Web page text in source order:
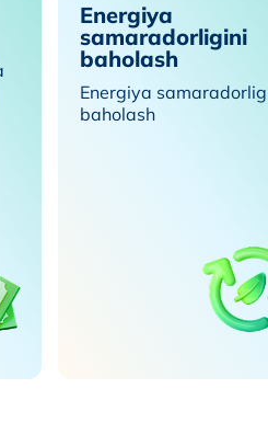
Energiya
samaradorligini
baholash
Energiya
baholash